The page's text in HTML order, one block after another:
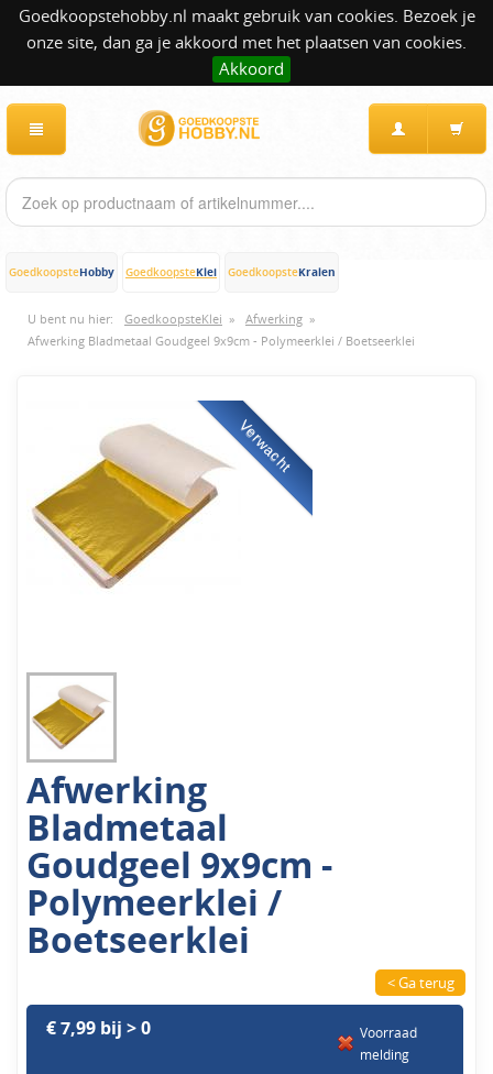
Goedkoopstehobby.nl maakt gebruik van cookies. Bezoek je
onze site, dan ga je akkoord met het plaatsen van cookies.
Akkoord
GoedkoopsteHobby GoedkoopsteKlei GoedkoopsteKralen
U bent nu hier: GoedkoopsteKlei » Afwerking »
Afwerking Bladmetaal Goudgeel 9x9cm - Polymeerklei / Boetseerklei
Verwacht
Afwerking
Bladmetaal
Goudgeel 9x9cm -
Polymeerklei /
Boetseerklei
< Ga terug
€ 7,99 bij > 0
Voorraad
melding